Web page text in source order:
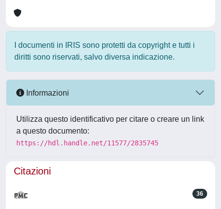
I documenti in IRIS sono protetti da copyright e tutti i
diritti sono riservati, salvo diversa indicazione.
Informazioni
Utilizza questo identificativo per citare o creare un link
a questo documento:
https://hdl.handle.net/11577/2835745
Citazioni
36